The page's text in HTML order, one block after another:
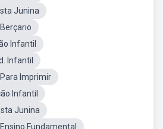
Junina
Infantil
Infantil
Imprimir
Infantil
Junina
Fundamental